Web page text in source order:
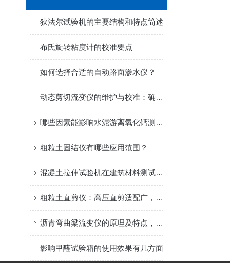
狄法尔试验机的主要结构和特点简述
布氏旋转粘度计的校准要点
如何选择合适的自动路面渗水仪？
动态剪切流变仪的维护与校准：确保长期数据可靠性的关键步骤
哪些因素能影响水泥游离氧化钙测定仪的结果
粗粒土固结仪有哪些应用范围？
混凝土拉伸试验机在建筑材料测试中的应用
粗粒土直剪仪：高压直剪适配广，精准测粗粒土抗剪强度
沥青弯曲梁流变仪的原理及特点，快来了解一下吧！
影响甲醛试验箱的使用效果有几方面